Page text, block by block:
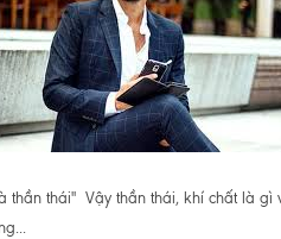
thần thái" Vậy thần thái, khí chất là